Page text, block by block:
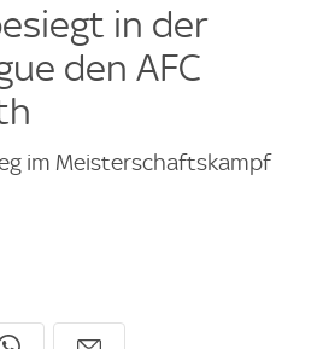
in der
den AFC
im Meisterschaftskampf